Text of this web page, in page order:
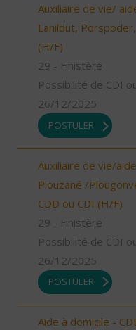
Auxiliaire de vie/
Lanildut,
(H/F)
29 - Finistère
Possibilité de CDI
26/12/2025
POSTULER
Auxiliaire de vie/
Plouzané /
CDD ou CDI (H/F)
29 - Finistère
Possibilité de CDI
26/12/2025
POSTULER
Aide à domicile -